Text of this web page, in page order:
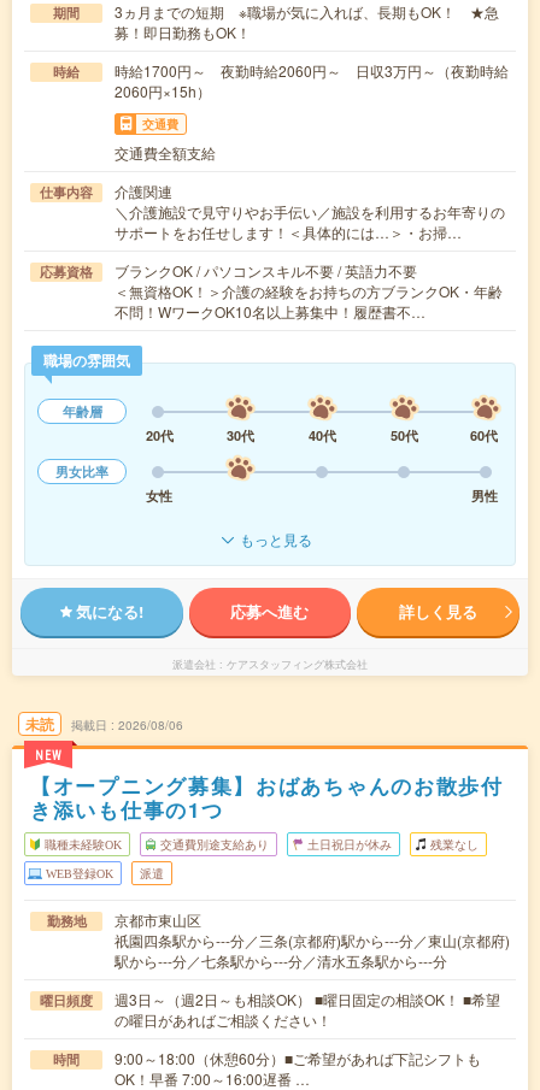
期間
3ヵ月までの短期 ※職場が気に入れば、長期もOK！ ★急
募！即日勤務もOK！
時給
時給1700円～ 夜勤時給2060円～ 日収3万円～（夜勤時給
2060円×15h）
交通費
交通費全額支給
仕事内容
介護関連
＼介護施設で見守りやお手伝い／施設を利用するお年寄りの
サポートをお任せします！＜具体的には…＞・お掃…
応募資格
ブランクOK / パソコンスキル不要 / 英語力不要
＜無資格OK！＞介護の経験をお持ちの方ブランクOK・年齢
不問！WワークOK10名以上募集中！履歴書不…
職場の雰囲気
年齢層
20代
30代 40代 50代
60代
男女比率
女性
男性
もっと見る
気になる! 応募へ進む 詳しく見る
派遣会社 ケアスタッフィング株式会社
未読
NEW
掲載日 2026/08/06
【オープニング募集】おばあちゃんのお散歩付
き添いも仕事の1つ
職種未経験OK 交通費別途支給あり 土日祝日が休み 残業なし
WEB登録OK 派遣
勤務地
京都市東山区
祇園四条駅から---分／三条(京都府)駅から---分／東山(京都府)
駅から---分／七条駅から---分／清水五条駅から---分
曜日頻度
週3日～（週2日～も相談OK） ■曜日固定の相談OK！ ■希望
の曜日があればご相談ください！
時間
9:00～18:00（休憩60分）■ご希望があれば下記シフトも
OK！早番 7:00～16:00遅番 …